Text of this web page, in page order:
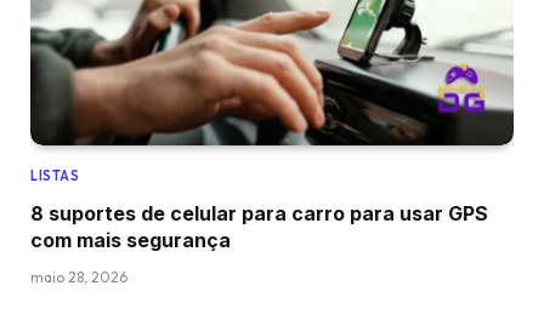
LISTAS
8 suportes de celular para carro para usar GPS
com mais segurança
maio 28, 2026